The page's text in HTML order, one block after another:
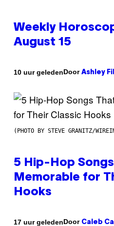
Weekly
August 15
10 uur geledenDoor Ashley
(PHOTO BY STEVE GRANITZ/
5 Hip-Hop
Memorable for
Hooks
17 uur geledenDoor Caleb